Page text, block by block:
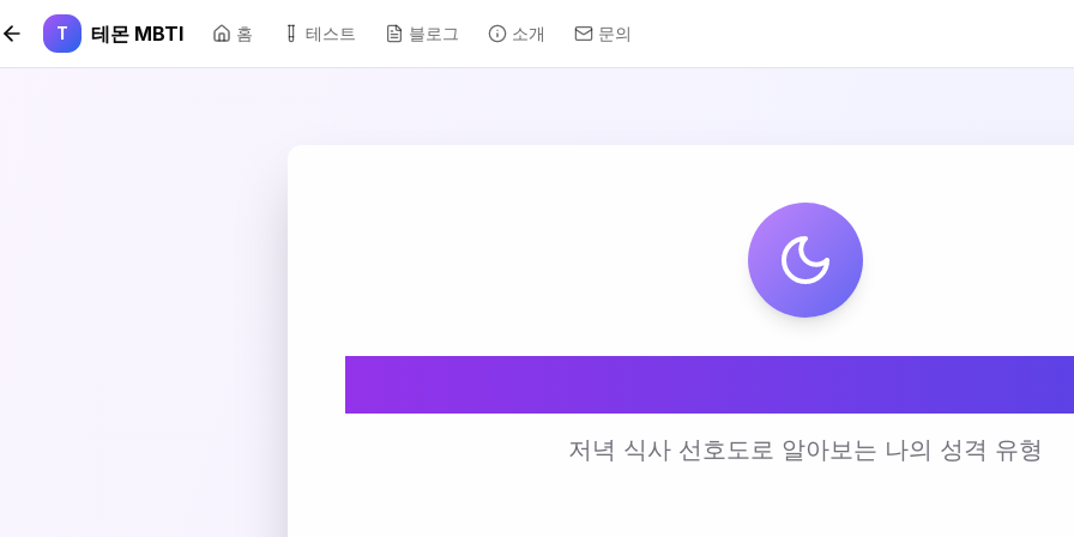
본문 바로가기
T 테몬 MBTI 홈 테스트 블로그 소개 문의
저녁 식사 선호도로 알아보는 나의 성격 유형